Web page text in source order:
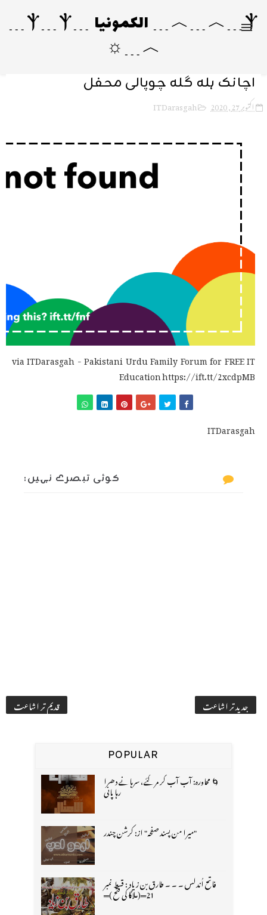
Ⲯ﹍︿﹍︿﹍ الکمونیا ﹍Ⲯ﹍Ⲯ﹍
︿﹍☼
اچانک ہلہ گلہ چوپالی محفل
اکتوبر 27, 2020 ITDarasgah
via ITDarasgah - Pakistani Urdu Family Forum for FREE IT
Education https://ift.tt/2xcdpMB
ITDarasgah
کوئی تبصرے نہیں:
جدید تر اشاعت قدیم تر اشاعت
POPULAR
🌀 محاورہ: آب آب کر مر گئے، سرہانے دھرا
رہا پانی
"میرا من پسند صفحہ" از: کرشن چندر
فاتح اُندلس ۔ ۔ ۔ طارق بن زیاد : قسط نمبر
21═(ملاگا کی فتح )═